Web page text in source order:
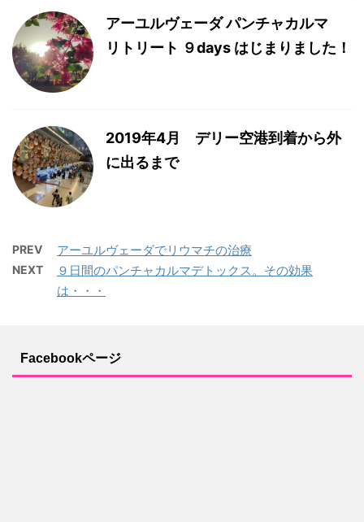
アーユルヴェーダ パンチャカルマ
リトリート ９days はじまりました！
2019年4月 デリー空港到着から外
に出るまで
PREV アーユルヴェーダでリウマチの治療
NEXT
９日間のパンチャカルマデトックス。その効果
は・・・
Facebookページ